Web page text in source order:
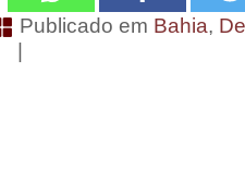
Publicado em Bahia,
|